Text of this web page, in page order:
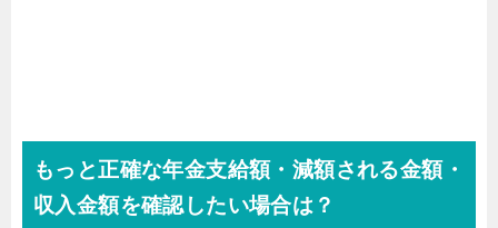
もっと正確な年金支給額・減額される金額・
収入金額を確認したい場合は？